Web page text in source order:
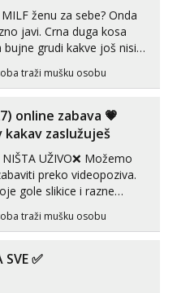
ženu za sebe? Onda
javi. Crna duga kosa
bujne grudi kakve još nisi
A usne? O usnama
pričam. Prave pune usne
još nisi vidio. Uvijek sam
zabavu...
traži mušku osobu
online zabava 💗
zaslužuješ
UŽIVO❌ Možemo
preko videopoziva.
gole slikice i razne
🤩 Za online zabavu pošalji
Telegram ili Viber.
me vidjeti na
traži mušku osobu
SVE ✅